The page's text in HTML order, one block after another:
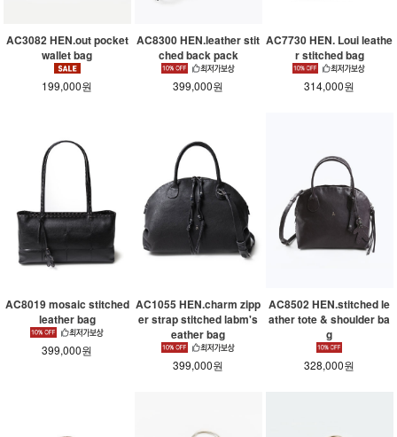
AC3082 HEN.out pocket
wallet bag
199,000원
AC8300 HEN.leather stit
ched back pack
399,000원
AC7730 HEN. Loui leathe
r stitched bag
314,000원
AC8019 mosaic stitched
leather bag
399,000원
AC1055 HEN.charm zipp
er strap stitched labm's
eather bag
399,000원
AC8502 HEN.stitched le
ather tote & shoulder ba
g
328,000원